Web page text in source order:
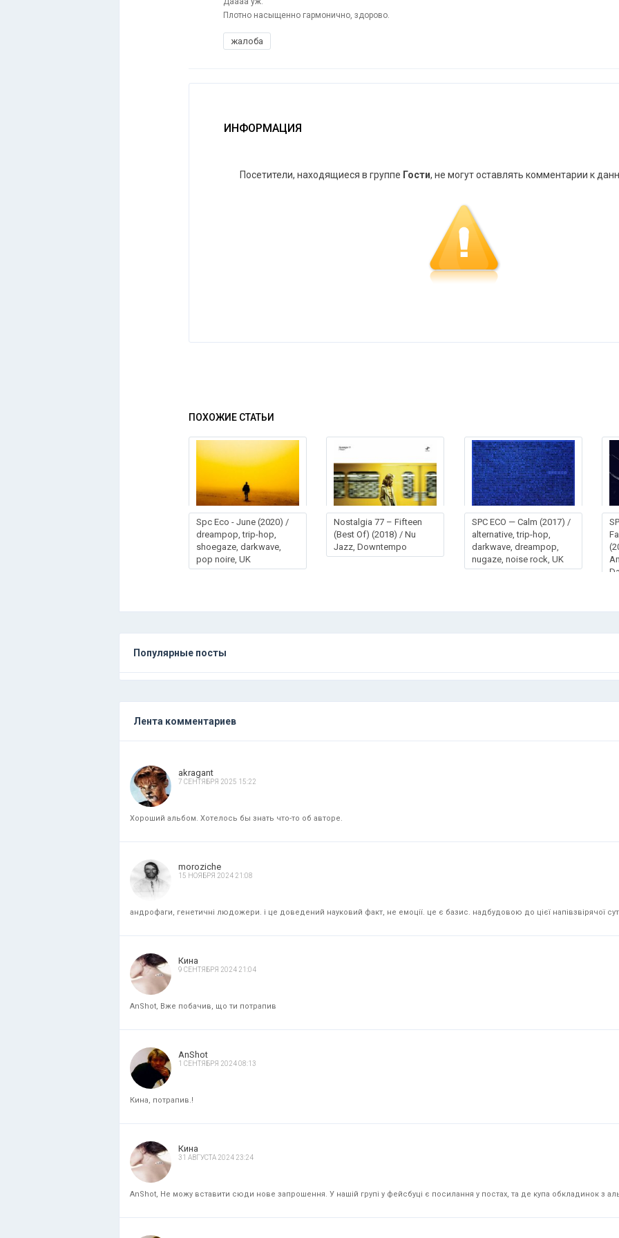
Плотно насыщенно гармонично, здорово.
жалоба
ИНФОРМАЦИЯ
Посетители, находящиеся в группе Гости, не могут оставлять комментарии к
ПОХОЖИЕ СТАТЬИ
Sрс Есо - Junе (2020) /
dreampop, trip-hop,
shoegaze, darkwave,
pop noire, UK
Nostalgia 77 – Fifteen
(Best Of) (2018) / Nu
Jazz, Downtempo
SPC ECO — Calm (2017) /
alternative, trip-hop,
darkwave, dreampop,
nugaze, noise rock, UK
Популярные посты
Лента комментариев
akragant
7 СЕНТЯБРЯ 2025 15:22
Хороший альбом. Хотелось бы знать что-то об авторе.
moroziche
15 НОЯБРЯ 2024 21:08
андрофаги, генетичні людожери. і це доведений науковий факт, не емоції. це є базис. надбудовою до цієї напівзвірячої
Кина
9 СЕНТЯБРЯ 2024 21:04
AnShot, Вже побачив, що ти потрапив
AnShot
1 СЕНТЯБРЯ 2024 08:13
Кина, потрапив.!
Кина
31 АВГУСТА 2024 23:24
AnShot, Не можу вставити сюди нове запрошення. У нашій групі у фейсбуці є посилання у постах, та де купа обкладинок з